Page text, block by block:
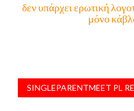
δεν υπάρχει ερωτική
μόνο
SINGLEPARENTMEET PL